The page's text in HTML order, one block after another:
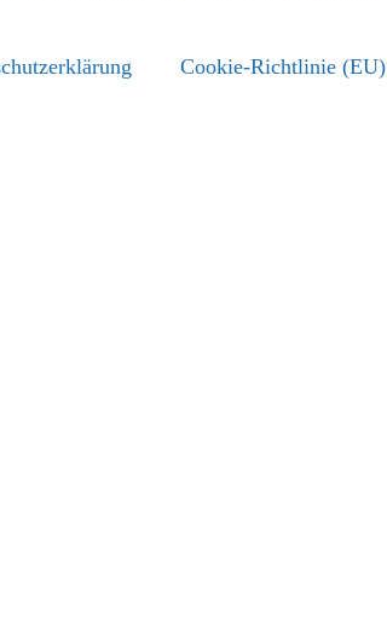
Cookie-Richtlinie (EU)